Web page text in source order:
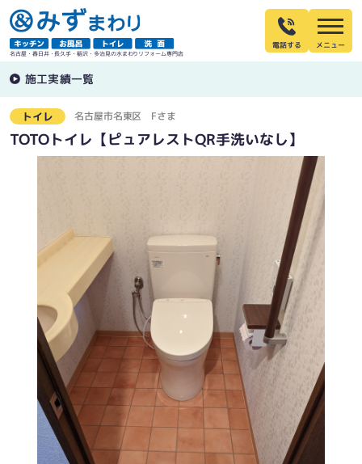
名古屋・春日井・長久手・稲沢・多治見の水まわりリフォーム専門店
電話する
施工実績一覧
トイレ 名古屋市名東区 Fさま
TOTOトイレ【ピュアレストQR手洗いなし】
便座から経年からおこる水漏れがありました。